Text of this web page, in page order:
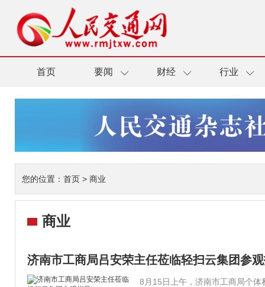
首页 要闻 财经 行业
您的位置： 首页 > 商业
商业
济南市工商局吕安荣主任莅临轻扫云集团参
8月15日上午，济南市工商局个